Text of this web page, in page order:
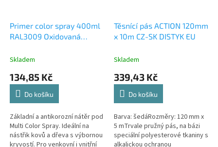
Primer color spray 400ml
RAL3009 Oxidovaná
HU-PL-DE
Skladem
134,85 Kč
Do košíku
Základní a antikorozní nátěr pod
Multi Color Spray. Ideální na
nástřik kovů a dřeva s výbornou
kryvostí. Pro venkovní i vnitřní
Těsnící pás ACTION 120mm
x 10m CZ-SK DISTYK EU
Skladem
339,43 Kč
Do košíku
Barva: šedáRozměry: 120 mm x
5 mTrvale pružný pás, na bázi
speciální polyesterové tkaniny s
alkalickou ochranou